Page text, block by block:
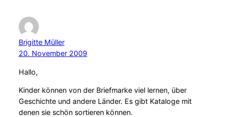
Brigitte Müller
20. November 2009
Hallo,
Kinder können von der Briefmarke viel lernen, über
Geschichte und andere Länder. Es gibt Kataloge mit
denen sie schön sortieren können.